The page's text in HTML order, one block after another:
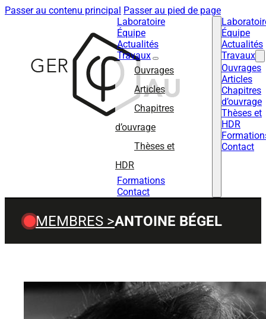
Passer au contenu principal Passer au pied de page
Laboratoire
Équipe
Actualités
Travaux
Ouvrages
Articles
Chapitres
d’ouvrage
Thèses et
HDR
Formations
Contact
Équipe
Actualités
Travaux
Ouvrages
Articles
Chapitres
d’ouvrage
Thèses et
HDR
Contact
MEMBRES >ANTOINE BÉGEL